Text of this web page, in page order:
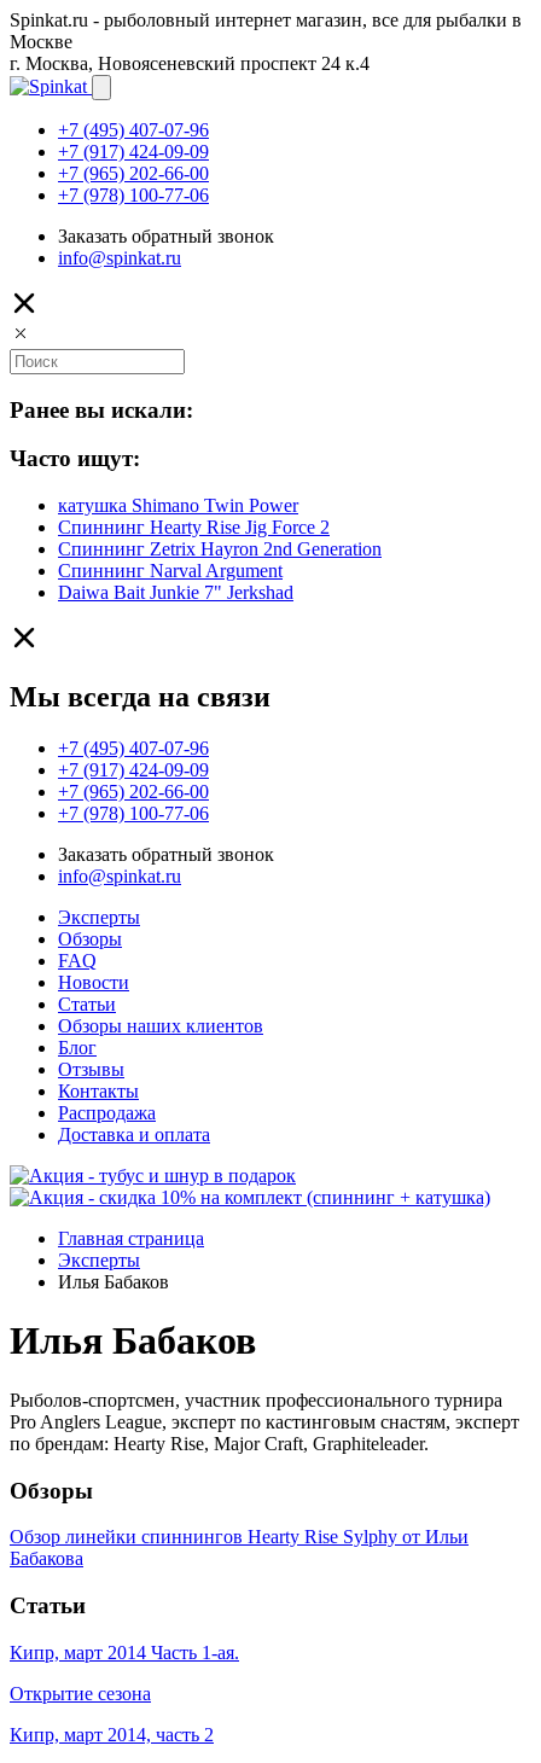
Spinkat.ru - рыболовный интернет магазин, все для рыбалки в
Москве
г. Москва, Новоясеневский проспект 24 к.4
+7 (495) 407-07-96
+7 (917) 424-09-09
+7 (965) 202-66-00
+7 (978) 100-77-06
Заказать обратный звонок
info@spinkat.ru
Ранее вы искали:
Часто ищут:
катушка Shimano Twin Power
Спиннинг Hearty Rise Jig Force 2
Спиннинг Zetrix Hayron 2nd Generation
Спиннинг Narval Argument
Daiwa Bait Junkie 7" Jerkshad
Мы всегда на связи
+7 (495) 407-07-96
+7 (917) 424-09-09
+7 (965) 202-66-00
+7 (978) 100-77-06
Заказать обратный звонок
info@spinkat.ru
Эксперты
Обзоры
FAQ
Новости
Статьи
Обзоры наших клиентов
Блог
Отзывы
Контакты
Распродажа
Доставка и оплата
Главная страница
Эксперты
Илья Бабаков
Илья Бабаков
Рыболов-спортсмен, участник профессионального турнира
Pro Anglers League, эксперт по кастинговым снастям, эксперт
по брендам: Hearty Rise, Major Craft, Graphiteleader.
Обзоры
Обзор линейки спиннингов Hearty Rise Sylphy от Ильи
Бабакова
Статьи
Кипр, март 2014 Часть 1-ая.
Открытие сезона
Кипр, март 2014, часть 2